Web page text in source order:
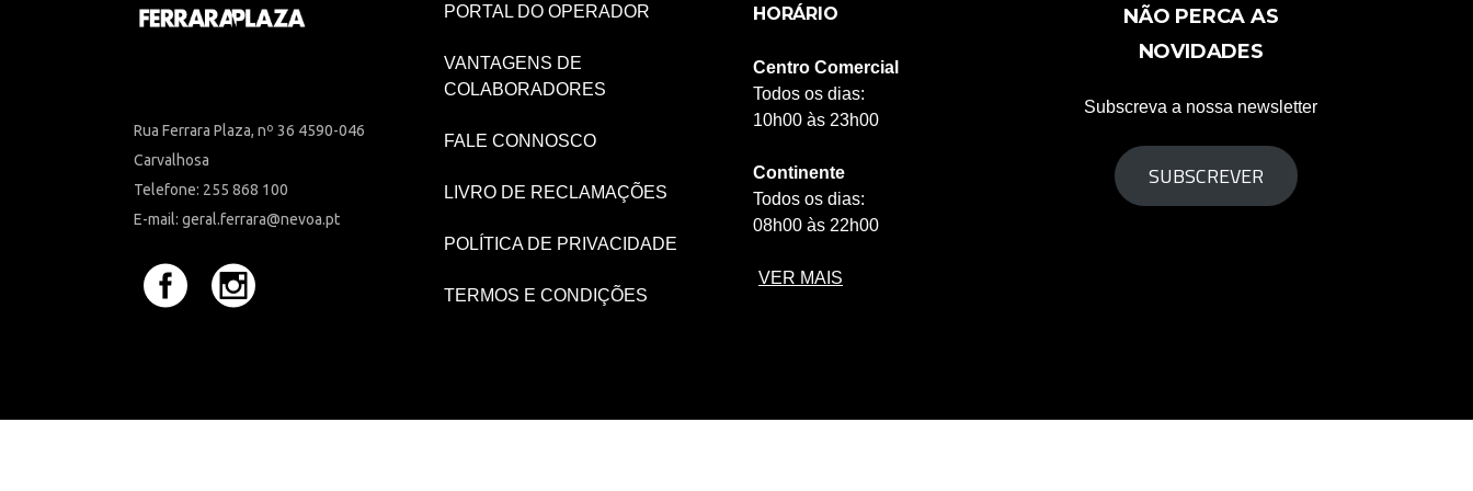
Rua Ferrara Plaza, nº 36 4590-046
Carvalhosa
Telefone: 255 868 100
E-mail: geral.ferrara@nevoa.pt
PORTAL DO OPERADOR
VANTAGENS DE
COLABORADORES
FALE CONNOSCO
LIVRO DE RECLAMAÇÕES
POLÍTICA DE PRIVACIDADE
TERMOS E CONDIÇÕES
HORÁRIO
Centro Comercial
Todos os dias:
10h00 às 23h00
Continente
Todos os dias:
08h00 às 22h00
VER MAIS
NÃO PERCA AS
NOVIDADES
Subscreva a nossa newsletter
SUBSCREVER